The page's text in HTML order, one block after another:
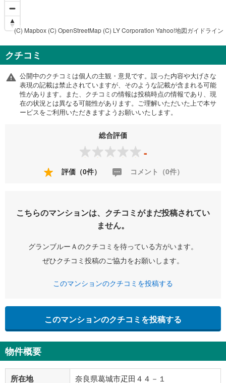
(C) Mapbox (C) OpenStreetMap (C) LY Corporation Yahoo!地図ガイドライン
クチコミ
公開中のクチコミは個人の主観・意見です。誤った内容や大げさな
表現の記載は禁止されていますが、そのような記載が含まれる可能
性があります。また、クチコミの情報は投稿時点の情報であり、現
在の状況とは異なる可能性があります。ご理解いただいた上で本サ
ービスをご利用いただきますようお願いいたします。
総合評価
-
評価（0件） コメント（0件）
こちらのマンションは、クチコミがまだ投稿されてい
ません。
グランブルーＡのクチコミを待っている方がいます。
ぜひクチコミ投稿のご協力をお願いします。
このマンションのクチコミを投稿する
このマンションのクチコミを投稿する
物件概要
所在地 奈良県葛城市疋田４４－１